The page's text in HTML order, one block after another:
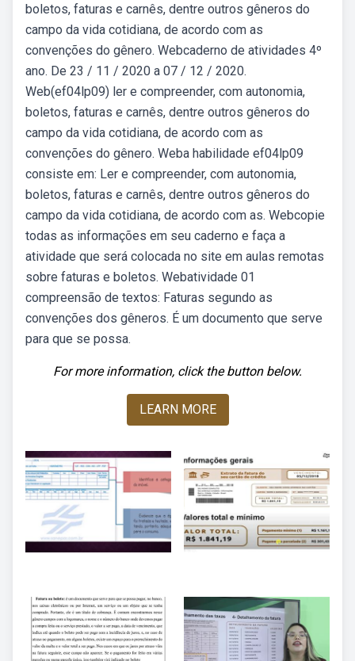
boletos, faturas e carnês, dentre outros gêneros do
campo da vida cotidiana, de acordo com as
convenções do gênero. Webcaderno de atividades 4º
ano. De 23 / 11 / 2020 a 07 / 12 / 2020.
Web(ef04lp09) ler e compreender, com autonomia,
boletos, faturas e carnês, dentre outros gêneros do
campo da vida cotidiana, de acordo com as
convenções do gênero. Weba habilidade ef04lp09
consiste em: Ler e compreender, com autonomia,
boletos, faturas e carnês, dentre outros gêneros do
campo da vida cotidiana, de acordo com as. Webcopie
todas as informações em seu caderno e faça a
atividade que será colocada no site em aulas remotas
sobre faturas e boletos. Webatividade 01
compreensão de textos: Faturas segundo as
convenções dos gêneros. É um documento que serve
para que se possa.
For more information, click the button below.
LEARN MORE